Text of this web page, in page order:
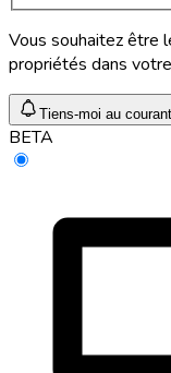
Vous souhaitez être
propriétés dans
Tiens-moi au courant
BETA